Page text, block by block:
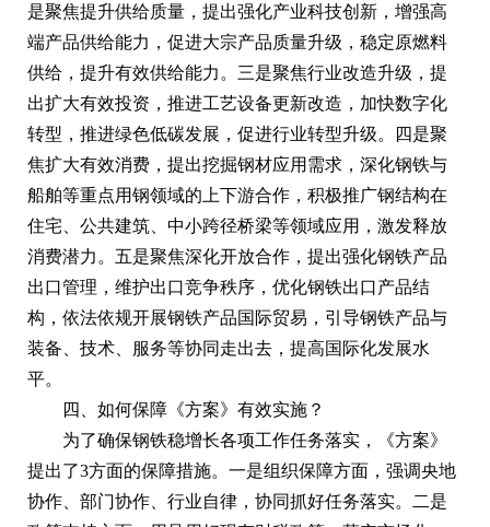
是聚焦提升供给质量，提出强化产业科技创新，增强高
端产品供给能力，促进大宗产品质量升级，稳定原燃料
供给，提升有效供给能力。三是聚焦行业改造升级，提
出扩大有效投资，推进工艺设备更新改造，加快数字化
转型，推进绿色低碳发展，促进行业转型升级。四是聚
焦扩大有效消费，提出挖掘钢材应用需求，深化钢铁与
船舶等重点用钢领域的上下游合作，积极推广钢结构在
住宅、公共建筑、中小跨径桥梁等领域应用，激发释放
消费潜力。五是聚焦深化开放合作，提出强化钢铁产品
出口管理，维护出口竞争秩序，优化钢铁出口产品结
构，依法依规开展钢铁产品国际贸易，引导钢铁产品与
装备、技术、服务等协同走出去，提高国际化发展水
平。
四、如何保障《方案》有效实施？
为了确保钢铁稳增长各项工作任务落实，《方案》
提出了3方面的保障措施。一是组织保障方面，强调央地
协作、部门协作、行业自律，协同抓好任务落实。二是